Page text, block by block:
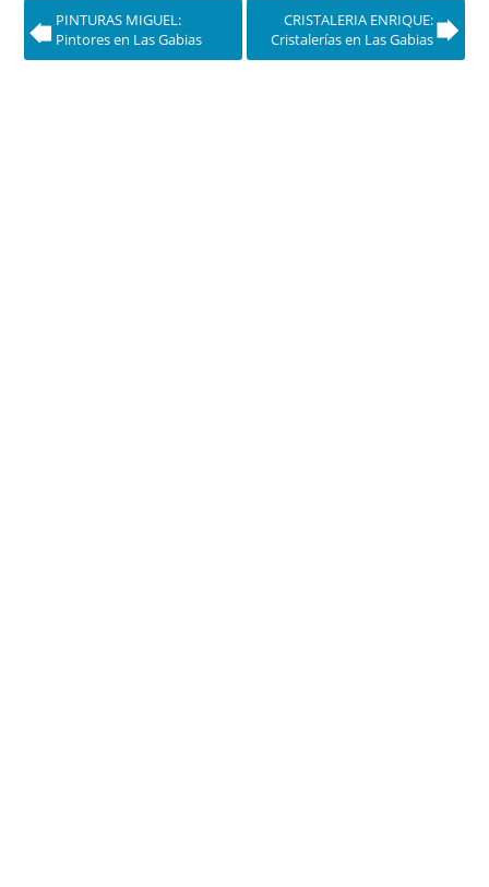
PINTURAS MIGUEL:
Pintores en Las Gabias
CRISTALERIA ENRIQUE:
Cristalerías en Las Gabias